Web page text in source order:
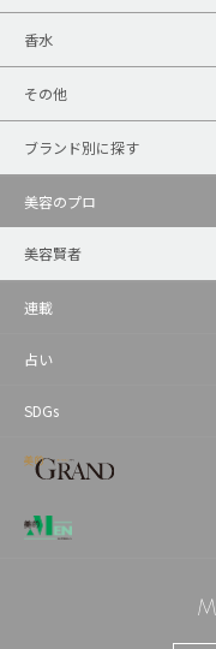
香水
その他
ブランド別に探す
美容のプロ
美容賢者
連載
占い
SDGs